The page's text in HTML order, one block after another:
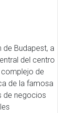
Budapest, a
del centro
complejo de
de la famosa
de negocios